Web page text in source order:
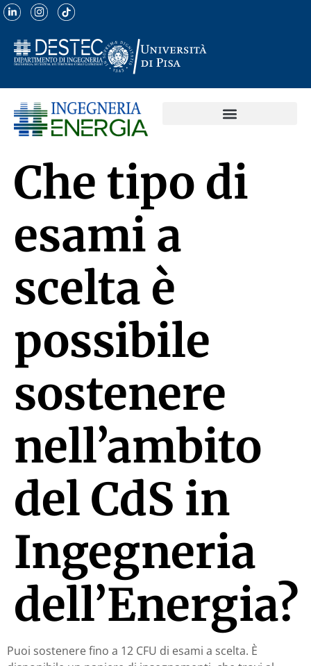
Che tipo di
esami a
scelta è
possibile
sostenere
nell’ambito
del CdS in
Ingegneria
dell’Energia?
Puoi sostenere fino a 12 CFU di esami a scelta. È